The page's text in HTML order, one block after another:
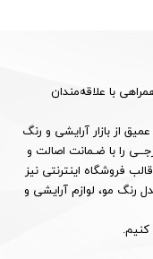
با علاقه‌مندان
۲۰ ساله و شناخت عمیق از بازار آرایشی و رنگ
را با ضـمانت اصالت و
فروشگاه اینترنتی نیز
رنگ مو، لوازم آرایشی و
کنیم.